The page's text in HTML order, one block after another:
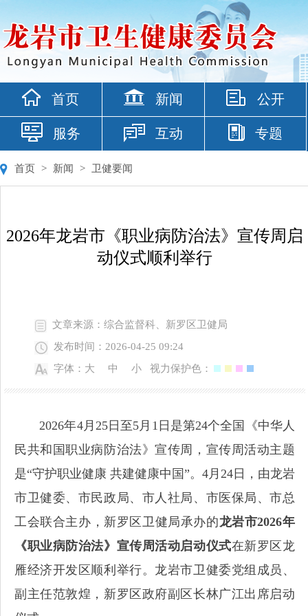
首页 新闻 公开
服务 互动 专题
首页 > 新闻 > 卫健要闻
2026年龙岩市《职业病防治法》宣传周启
动仪式顺利举行
文章来源：综合监督科、新罗区卫健局
发布时间：2026-04-25 09:24
字体： 大 中 小 视力保护色：
2026年4月25日至5月1日是第24个全国《中华人
民共和国职业病防治法》宣传周，宣传周活动主题
是“守护职业健康 共建健康中国”。4月24日，由龙岩
市卫健委、市民政局、市人社局、市医保局、市总
工会联合主办，新罗区卫健局承办的龙岩市2026年
《职业病防治法》宣传周活动启动仪式在新罗区龙
雁经济开发区顺利举行。龙岩市卫健委党组成员、
副主任范敦煌，新罗区政府副区长林广江出席启动